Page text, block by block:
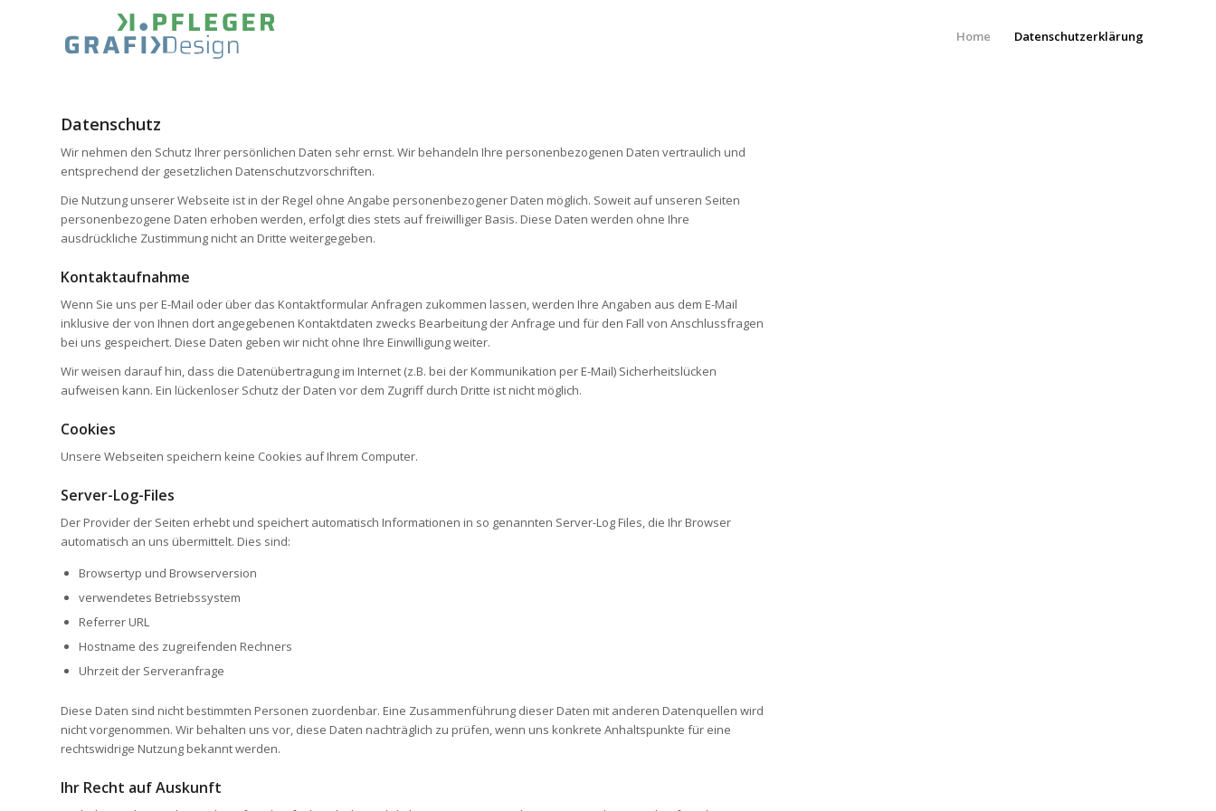
Home Datenschutzerklärung
Datenschutz
Wir nehmen den Schutz Ihrer persönlichen Daten sehr ernst. Wir behandeln Ihre personenbezogenen Daten vertraulich und
entsprechend der gesetzlichen Datenschutzvorschriften.
Die Nutzung unserer Webseite ist in der Regel ohne Angabe personenbezogener Daten möglich. Soweit auf unseren Seiten
personenbezogene Daten erhoben werden, erfolgt dies stets auf freiwilliger Basis. Diese Daten werden ohne Ihre
ausdrückliche Zustimmung nicht an Dritte weitergegeben.
Kontaktaufnahme
Wenn Sie uns per E-Mail oder über das Kontaktformular Anfragen zukommen lassen, werden Ihre Angaben aus dem E-Mail
inklusive der von Ihnen dort angegebenen Kontaktdaten zwecks Bearbeitung der Anfrage und für den Fall von Anschlussfragen
bei uns gespeichert. Diese Daten geben wir nicht ohne Ihre Einwilligung weiter.
Wir weisen darauf hin, dass die Datenübertragung im Internet (z.B. bei der Kommunikation per E-Mail) Sicherheitslücken
aufweisen kann. Ein lückenloser Schutz der Daten vor dem Zugriff durch Dritte ist nicht möglich.
Cookies
Unsere Webseiten speichern keine Cookies auf Ihrem Computer.
Server-Log-Files
Der Provider der Seiten erhebt und speichert automatisch Informationen in so genannten Server-Log Files, die Ihr Browser
automatisch an uns übermittelt. Dies sind:
Browsertyp und Browserversion
verwendetes Betriebssystem
Referrer URL
Hostname des zugreifenden Rechners
Uhrzeit der Serveranfrage
Diese Daten sind nicht bestimmten Personen zuordenbar. Eine Zusammenführung dieser Daten mit anderen Datenquellen wird
nicht vorgenommen. Wir behalten uns vor, diese Daten nachträglich zu prüfen, wenn uns konkrete Anhaltspunkte für eine
rechtswidrige Nutzung bekannt werden.
Ihr Recht auf Auskunft